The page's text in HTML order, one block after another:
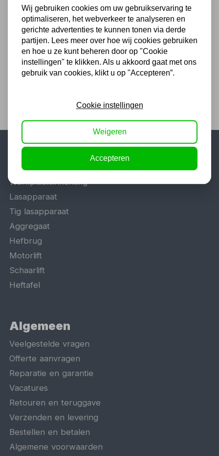
Potkrik 20 t Omega
130,68
108,00 excl. BTW
Populaire categorieën
Werkplaatsinrichting
Lasapparaat
Tig lasapparaat
Aggregaat
Hefbrug
Motorlift
Schaarlift
Heftafel
Algemeen
Veelgestelde vragen
Offerte aanvragen
Reparatie en garantie
Vacatures
Retouren en teruggave
Verzenden en levering
Bestellen en betalen
Algemene voorwaarden
Wij gebruiken cookies om uw gebruikservaring te
optimaliseren, het webverkeer te analyseren en
gerichte advertenties te kunnen tonen via derde
partijen. Lees meer over hoe wij cookies gebruiken
en hoe u ze kunt beheren door op "Cookie
instellingen" te klikken. Als u akkoord gaat met ons
gebruik van cookies, klikt u op "Accepteren”.
Cookie instellingen
Weigeren
Accepteren